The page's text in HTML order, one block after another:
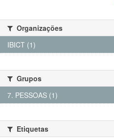
Organizações
IBICT (1)
Grupos
7. PESSOAS (1)
Etiquetas